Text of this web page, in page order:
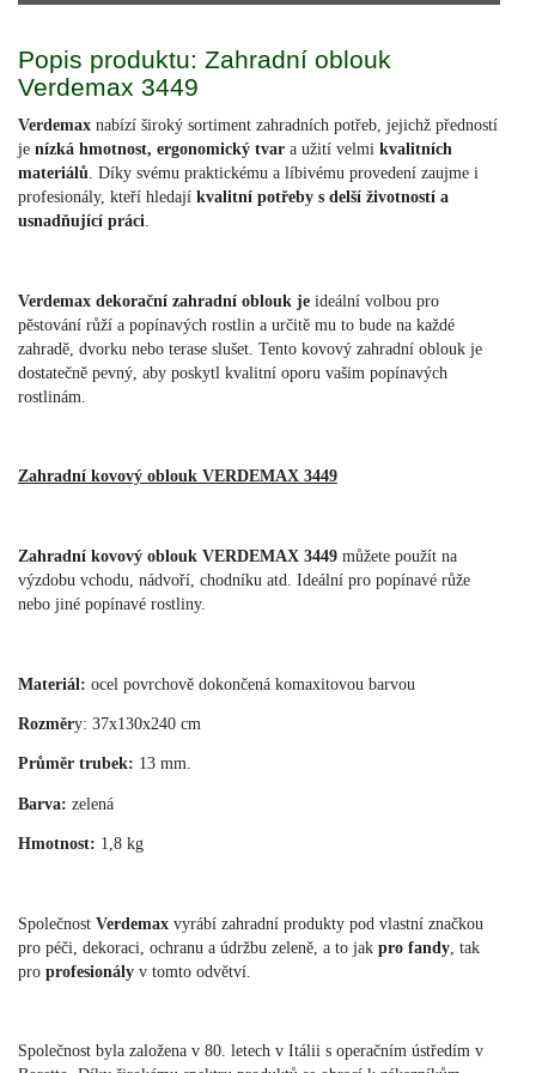
Popis produktu: Zahradní oblouk
Verdemax 3449
Verdemax nabízí široký sortiment zahradních potřeb, jejichž předností
je nízká hmotnost, ergonomický tvar a užití velmi kvalitních
materiálů. Díky svému praktickému a líbivému provedení zaujme i
profesionály, kteří hledají kvalitní potřeby s delší životností a
usnadňující práci.
Verdemax dekorační zahradní oblouk je ideální volbou pro
pěstování růží a popínavých rostlin a určitě mu to bude na každé
zahradě, dvorku nebo terase slušet. Tento kovový zahradní oblouk je
dostatečně pevný, aby poskytl kvalitní oporu vašim popínavých
rostlinám.
Zahradní kovový oblouk VERDEMAX 3449
Zahradní kovový oblouk VERDEMAX 3449 můžete použít na
výzdobu vchodu, nádvoří, chodníku atd. Ideální pro popínavé růže
nebo jiné popínavé rostliny.
Materiál: ocel povrchově dokončená komaxitovou barvou
Rozměry: 37x130x240 cm
Průměr trubek: 13 mm.
Barva: zelená
Hmotnost: 1,8 kg
Společnost Verdemax vyrábí zahradní produkty pod vlastní značkou
pro péči, dekoraci, ochranu a údržbu zeleně, a to jak pro fandy , tak
pro profesionály v tomto odvětví.
Společnost byla založena v 80. letech v Itálii s operačním ústředím v